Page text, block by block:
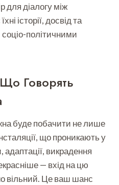
для діалогу між
історії, досвід та
політичними
Що Говорять
буде побачити не лише
що проникають у
адаптації, викрадення
— вхід на цю
вільний. Це ваш шанс